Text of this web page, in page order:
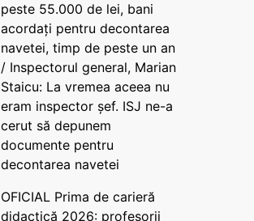
peste 55.000 de lei, bani
acordați pentru decontarea
navetei, timp de peste un an
/ Inspectorul general, Marian
Staicu: La vremea aceea nu
eram inspector șef. ISJ ne-a
cerut să depunem
documente pentru
decontarea navetei
OFICIAL Prima de carieră
didactică 2026: profesorii